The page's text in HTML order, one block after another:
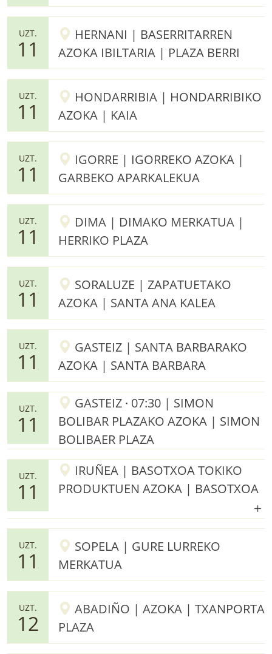
UZT.
11
HERNANI | BASERRITARREN
AZOKA IBILTARIA | PLAZA BERRI
UZT.
11
HONDARRIBIA | HONDARRIBIKO
AZOKA | KAIA
UZT.
11
IGORRE | IGORREKO AZOKA |
GARBEKO APARKALEKUA
UZT.
11
DIMA | DIMAKO MERKATUA |
HERRIKO PLAZA
UZT.
11
SORALUZE | ZAPATUETAKO
AZOKA | SANTA ANA KALEA
UZT.
11
GASTEIZ | SANTA BARBARAKO
AZOKA | SANTA BARBARA
UZT.
11
GASTEIZ · 07:30 | SIMON
BOLIBAR PLAZAKO AZOKA | SIMON
BOLIBAER PLAZA
UZT.
11
IRUÑEA | BASOTXOA TOKIKO
PRODUKTUEN AZOKA | BASOTXOA
UZT.
11
SOPELA | GURE LURREKO
MERKATUA
UZT.
12
ABADIÑO | AZOKA | TXANPORTA
PLAZA